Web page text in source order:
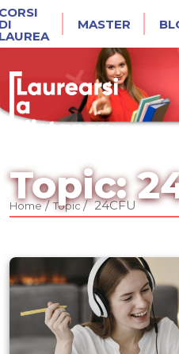
MASTER
Topic:
Home/ Topic/ 24CFU